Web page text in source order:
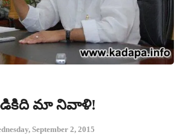
మా నివాళి!
September 2, 2015